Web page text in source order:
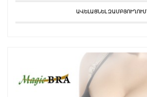
ԱՎԵԼԱՑՆԵԼ ԶԱՄԲՅՈՒՂՈՒՄ